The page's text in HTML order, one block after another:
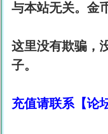
与本站无关。金
这里没有欺骗，
子。
充值请联系【论